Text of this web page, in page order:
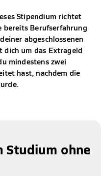
Stipendium richtet
bereits Berufserfahrung
abgeschlossenen
dich um das Extrageld
mindestens zwei
hast, nachdem die
Studium ohne